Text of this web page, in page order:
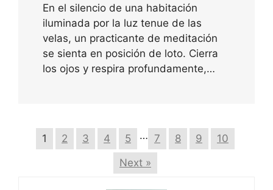
En el silencio de una habitación
iluminada por la luz tenue de las
velas, un practicante de meditación
se sienta en posición de loto. Cierra
los ojos y respira profundamente,…
1 2 3 4 5 … 7 8 9
10
Next »